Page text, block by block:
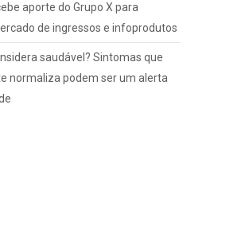
aporte do Grupo X para
de ingressos e infoprodutos
saudável? Sintomas que
normaliza podem ser um alerta